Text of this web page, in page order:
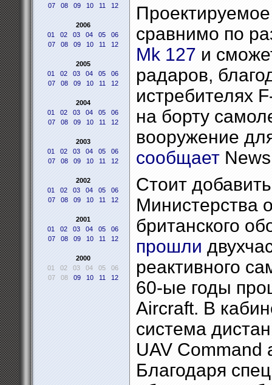
07
08 09 10 11 12
2006
01
02 03 04 05
06
07
08 09 10 11 12
2005
01
02 03 04 05
06
07
08 09 10 11 12
2004
01
02 03 04 05
06
07
08 09 10 11 12
2003
01
02 03 04 05
06
07
08 09 10 11 12
2002
01
02 03 04 05
06
07
08 09 10 11 12
2001
01
02 03 04 05
06
07
08 09 10 11 12
2000
01
02 03 04 05
06
07
08 09 10 11 12
сравнимо по
Mk 127 и
радаров,
истребителях
на борту
вооружение
сообщает
Стоит
Министерства
британского
прошли
реактивного
60-ые годы
Aircraft. В
система
UAV Command
Благодаря